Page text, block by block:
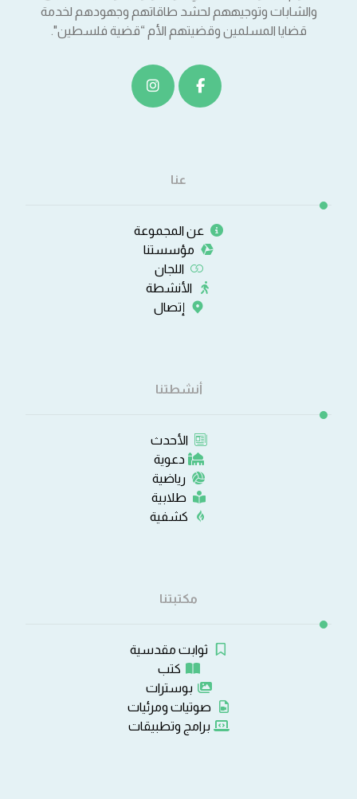
والشابات وتوجيههم لحشد طاقاتهم وجهودهم لخدمة
قضايا المسلمين وقضيتهم الأم “قضية فلسطين".
عنا
عن المجموعة
مؤسستنا
اللجان
الأنشطة
إتصال
أنشطتنا
الأحدث
دعوية
رياضية
طلابية
كشفية
مكتبتنا
ثوابت مقدسية
كتب
بوسترات
صوتيات ومرئيات
برامج وتطبيقات